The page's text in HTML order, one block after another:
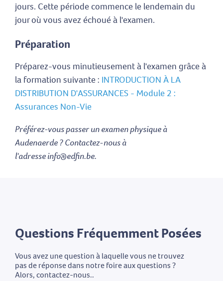
jours. Cette période commence le lendemain du
jour où vous avez échoué à l'examen.
Préparation
Préparez-vous minutieusement à l'examen grâce à
la formation suivante : INTRODUCTION À LA
DISTRIBUTION D'ASSURANCES - Module 2 :
Assurances Non-Vie
Préférez-vous passer un examen physique à
Audenaerde ? Contactez-nous à
l'adresse info@edfin.be.
Questions Fréquemment Posées
Vous avez une question à laquelle vous ne trouvez
pas de réponse dans notre foire aux questions ?
Alors, contactez-nous..